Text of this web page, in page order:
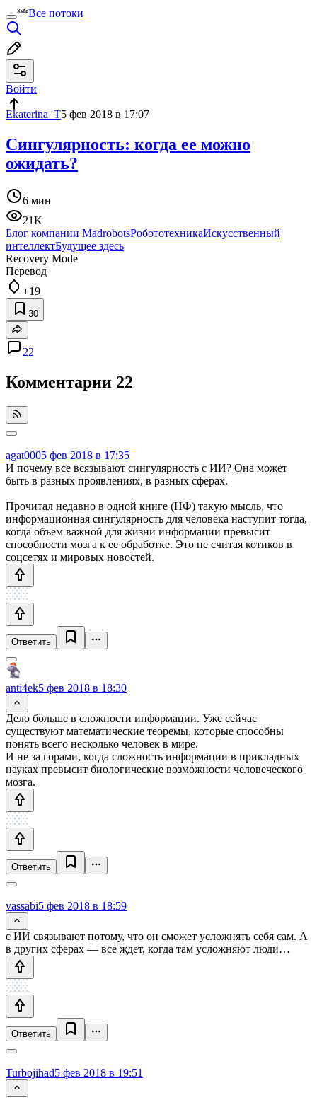
Все потоки
Войти
Ekaterina_T5 фев 2018 в 17:07
Сингулярность: когда ее можно
ожидать?
6 мин
21K
Блог компании MadrobotsРобототехникаИскусственный
интеллектБудущее здесь
Recovery Mode
Перевод
+19
30
22
Комментарии 22
agat0005 фев 2018 в 17:35
И почему все всязывают сингулярность с ИИ? Она может
быть в разных проявлениях, в разных сферах.
Прочитал недавно в одной книге (НФ) такую мысль, что
информационная сингулярность для человека наступит тогда,
когда объем важной для жизни информации превысит
способности мозга к ее обработке. Это не считая котиков в
соцсетях и мировых новостей.
Ответить
anti4ek5 фев 2018 в 18:30
Дело больше в сложности информации. Уже сейчас
существуют математические теоремы, которые способны
понять всего несколько человек в мире.
И не за горами, когда сложность информации в прикладных
науках превысит биологические возможности человеческого
мозга.
Ответить
vassabi5 фев 2018 в 18:59
с ИИ связывают потому, что он сможет усложнять себя сам. А
в других сферах — все ждет, когда там усложняют люди…
Ответить
Turbojihad5 фев 2018 в 19:51